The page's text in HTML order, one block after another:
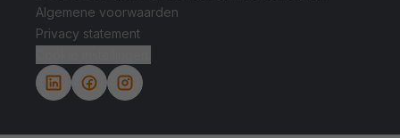
Algemene voorwaarden
Privacy statement